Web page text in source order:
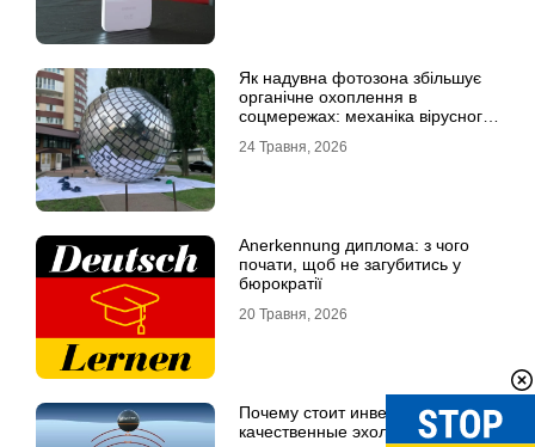
Як надувна фотозона збільшує
органічне охоплення в
соцмережах: механіка вірусного
24 Травня, 2026
Anerkennung диплома: з чого
почати, щоб не загубитись у
бюрократії
20 Травня, 2026
Почему стоит инвестировать в
качественные эхолоты